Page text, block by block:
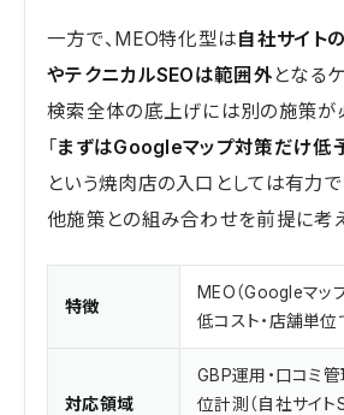
一方で、MEO特化型は自社サイト
やテクニカルSEOは範囲外 となる
検索全体の底上げには別の施策が
「まずはGoogleマップ対策だけ低
という焼肉店の入口としては有力
他施策との組み合わせを前提に考え
特徴
MEO（Googleマッ
低コスト・店舗単
対応領域
GBP運用・口コミ管
位計測（自社サイ